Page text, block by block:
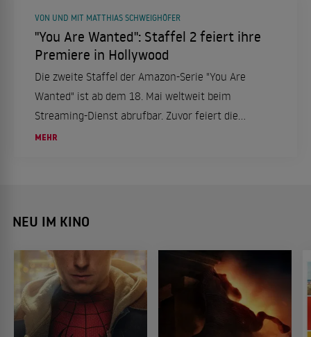
VON UND MIT MATTHIAS SCHWEIGHÖFER
"You Are Wanted": Staffel 2 feiert ihre
Premiere in Hollywood
Die zweite Staffel der Amazon-Serie "You Are
Wanted" ist ab dem 18. Mai weltweit beim
Streaming-Dienst abrufbar. Zuvor feiert die
Eigenproduktion ihre Premiere im Arc Light in
MEHR
NEU IM KINO